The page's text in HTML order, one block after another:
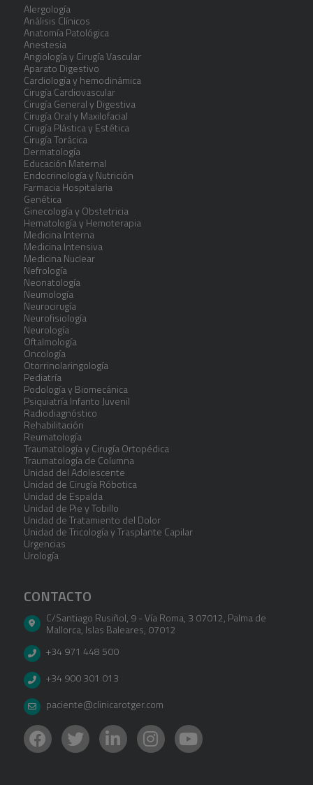
Alergología
Análisis Clínicos
Anatomía Patológica
Anestesia
Angiología y Cirugía Vascular
Aparato Digestivo
Cardiología y hemodinámica
Cirugía Cardiovascular
Cirugía General y Digestiva
Cirugía Oral y Maxilofacial
Cirugía Plástica y Estética
Cirugía Torácica
Dermatología
Educación Maternal
Endocrinología y Nutrición
Farmacia Hospitalaria
Genética
Ginecología y Obstetricia
Hematología y Hemoterapia
Medicina Interna
Medicina Intensiva
Medicina Nuclear
Nefrología
Neonatología
Neumología
Neurocirugía
Neurofisiología
Neurología
Oftalmología
Oncología
Otorrinolaringología
Pediatría
Podología y Biomecánica
Psiquiatría Infanto Juvenil
Radiodiagnóstico
Rehabilitación
Reumatología
Traumatología y Cirugía Ortopédica
Traumatología de Columna
Unidad del Adolescente
Unidad de Cirugía Róbotica
Unidad de Espalda
Unidad de Pie y Tobillo
Unidad de Tratamiento del Dolor
Unidad de Tricología y Trasplante Capilar
Urgencias
Urología
CONTACTO
C/Santiago Rusiñol, 9 - Vía Roma, 3 07012, Palma de
Mallorca, Islas Baleares, 07012
+34 971 448 500
+34 900 301 013
paciente@clinicarotger.com